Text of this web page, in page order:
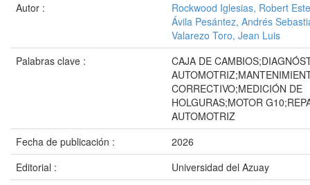
Autor :
Rockwood Iglesias, Robert
Ávila Pesántez, Andrés
Valarezo Toro, Jean Luis
Palabras clave :
CAJA DE
CORRECTIVO;MEDICIÓN DE
HOLGURAS;MOTOR
AUTOMOTRIZ
Fecha de publicación :
2026
Editorial :
Universidad del Azuay